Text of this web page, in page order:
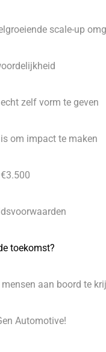
scale-up
zelf vorm te geven
om impact te maken
toekomst?
aan boord te
Automotive!